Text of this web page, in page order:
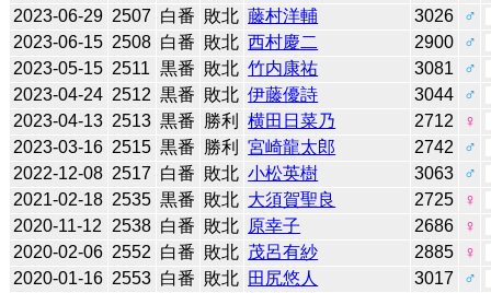
2023-06-29 2507 白番 敗北 藤村洋輔 3026
♂
2023-06-15 2508 白番 敗北 西村慶二 2900
♂
2023-05-15 2511 黒番 敗北 竹内康祐 3081
♂
2023-04-24 2512 黒番 敗北 伊藤優詩 3044
♂
2023-04-13 2513 黒番 勝利 横田日菜乃 2712
♀
2023-03-16 2515 黒番 勝利 宮崎龍太郎 2742
♂
2022-12-08 2517 白番 敗北 小松英樹 3063
♂
2021-02-18 2535 黒番 敗北 大須賀聖良 2725
♀
2020-11-12
2538 白番 敗北 原幸子 2686
♀
2020-02-06 2552 白番 敗北 茂呂有紗 2885
♀
2020-01-16 2553 白番 敗北 田尻悠人 3017
♂